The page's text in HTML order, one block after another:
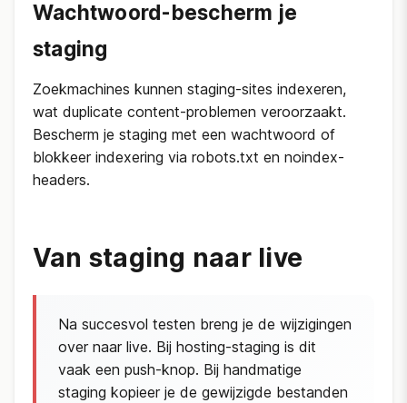
Wachtwoord-bescherm je
staging
Zoekmachines kunnen staging-sites indexeren,
wat duplicate content-problemen veroorzaakt.
Bescherm je staging met een wachtwoord of
blokkeer indexering via robots.txt en noindex-
headers.
Van staging naar live
Na succesvol testen breng je de wijzigingen
over naar live. Bij hosting-staging is dit
vaak een push-knop. Bij handmatige
staging kopieer je de gewijzigde bestanden